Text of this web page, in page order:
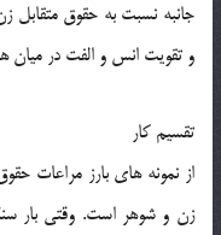
جانبه نسبت به حقوق متقابل
و تقويت انس و الفت در
تقسيم کار
از نمونه هاي بارز مراعات
زن و شوهر است. وقتي بار